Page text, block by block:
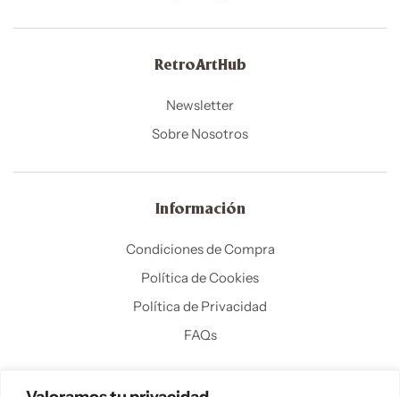
RetroArtHub
Newsletter
Sobre Nosotros
Información
Condiciones de Compra
Política de Cookies
Política de Privacidad
FAQs